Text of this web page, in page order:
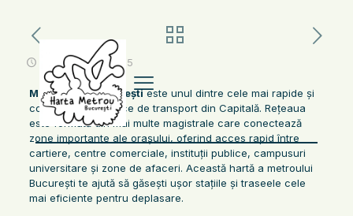
noiembrie 13, 2025
Metroul din Bucureștieste unul dintre cele mai rapide și
convenabile mijloace de transport din Capitală. Rețeaua
este formată din mai multe magistrale care conectează
zone importante ale orașului, oferind acces rapid între
cartiere, centre comerciale, instituții publice, campusuri
universitare și zone de afaceri. Această hartă a metroului
București te ajută să găsești ușor stațiile și traseele cele
mai eficiente pentru deplasare.